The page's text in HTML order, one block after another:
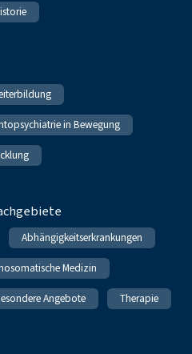
in Bewegung
Abhängigkeitserkrankungen
Medizin
Angebote Therapie